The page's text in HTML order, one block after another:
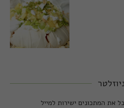
את המתכונים ישירות למייל